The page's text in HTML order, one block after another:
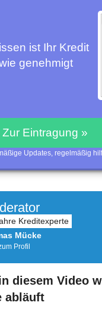
ist Ihr Kredit
genehmigt
Zur Eintragung »
Updates, regelmäßig
Mücke
Profil
diesem Video
abläuft